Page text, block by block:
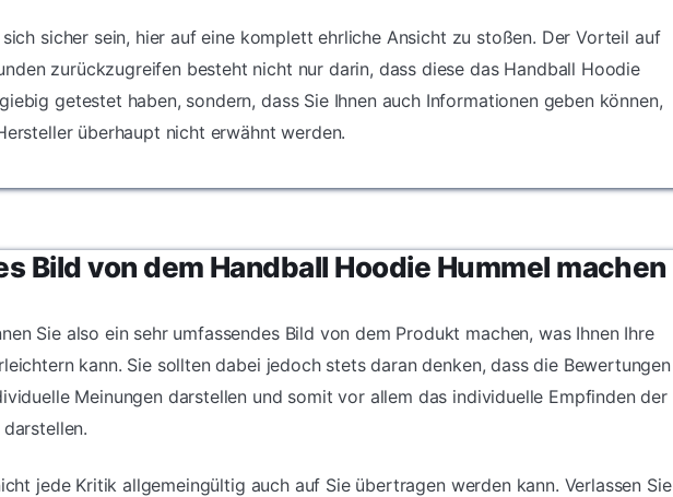
sicher sein, hier auf eine komplett ehrliche Ansicht zu stoßen. Der Vorteil auf
zurückzugreifen besteht nicht nur darin, dass diese das Handball Hoodie
getestet haben, sondern, dass Sie Ihnen auch Informationen geben können,
überhaupt nicht erwähnt werden.
Bild von dem Handball Hoodie Hummel machen
Sie also ein sehr umfassendes Bild von dem Produkt machen, was Ihnen Ihre
kann. Sie sollten dabei jedoch stets daran denken, dass die Bewertungen
Meinungen darstellen und somit vor allem das individuelle Empfinden der
jede Kritik allgemeingültig auch auf Sie übertragen werden kann. Verlassen Sie